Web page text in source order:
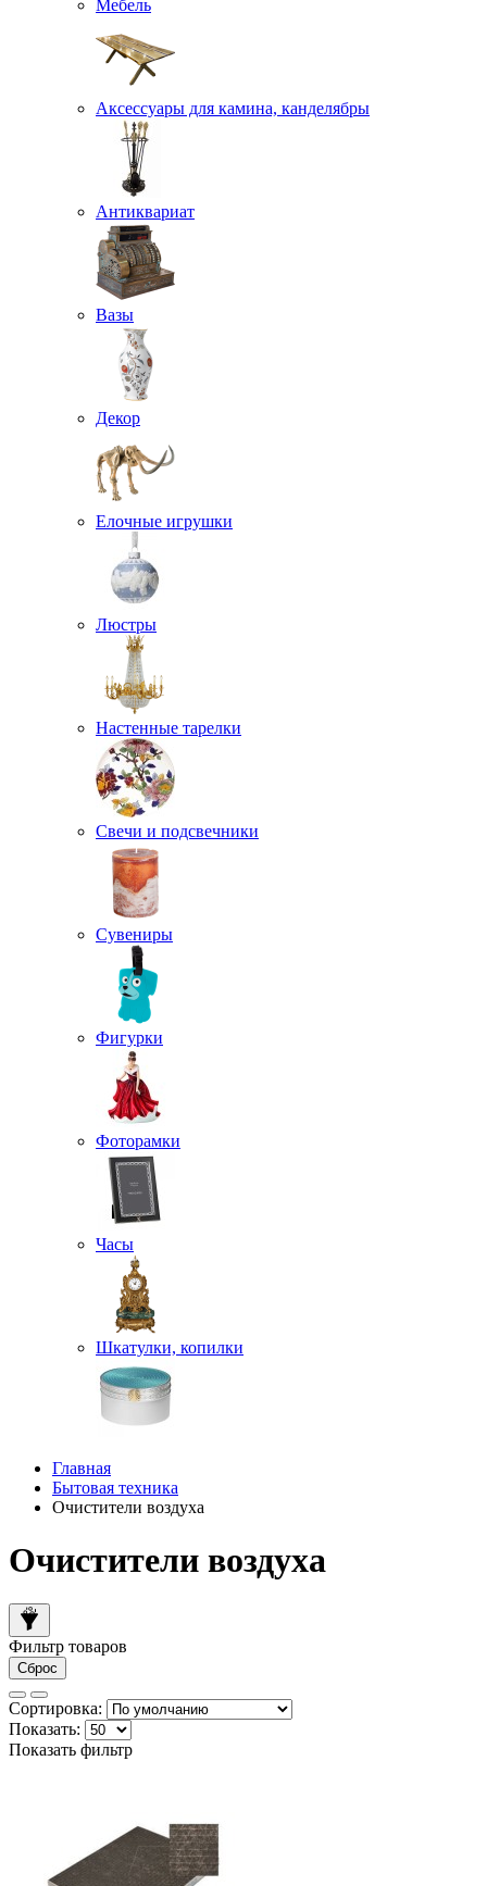
Мебель
Аксессуары для камина, канделябры
Антиквариат
Вазы
Декор
Елочные игрушки
Люстры
Настенные тарелки
Свечи и подсвечники
Сувениры
Фигурки
Фоторамки
Часы
Шкатулки, копилки
Главная
Бытовая техника
Очистители воздуха
Очистители воздуха
Фильтр товаров
Сброс
Сортировка:
Показать:
Показать фильтр